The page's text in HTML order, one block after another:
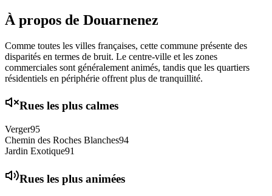
À propos de Douarnenez
Comme toutes les villes françaises, cette commune présente des
disparités en termes de bruit. Le centre-ville et les zones
commerciales sont généralement animés, tandis que les quartiers
résidentiels en périphérie offrent plus de tranquillité.
Rues les plus calmes
Verger95
Chemin des Roches Blanches94
Jardin Exotique91
Rues les plus animées